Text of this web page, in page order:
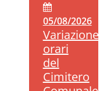
05/08/2026
Variazione
orari
del
Cimitero